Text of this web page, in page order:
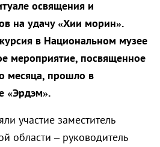
освящения и
на удачу «Хии морин».
в Национальном музее
мероприятие, посвященное
месяца, прошло в
«Эрдэм».
участие заместитель
области – руководитель